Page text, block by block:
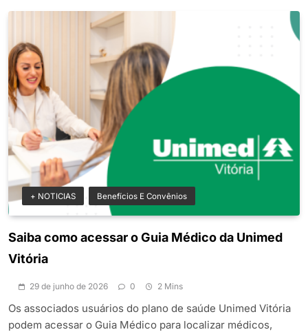
+ NOTICIAS Benefícios E Convênios
Saiba como acessar o Guia Médico da Unimed
Vitória
29 de junho de 2026 0 2 Mins
Os associados usuários do plano de saúde Unimed Vitória
podem acessar o Guia Médico para localizar médicos,